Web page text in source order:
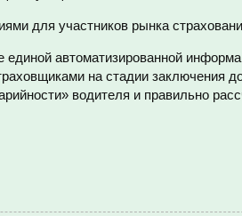
для участников рынка
единой автоматизированной
на стадии заключения
водителя и правильно